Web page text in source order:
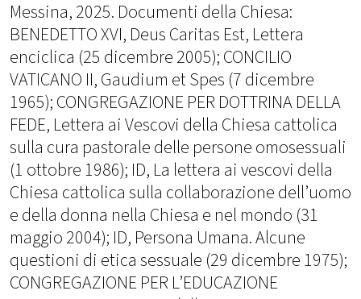
Messina, 2025. Documenti della Chiesa:
BENEDETTO XVI, Deus Caritas Est, Lettera
enciclica (25 dicembre 2005); CONCILIO
VATICANO II, Gaudium et Spes (7 dicembre
1965); CONGREGAZIONE PER DOTTRINA DELLA
FEDE, Lettera ai Vescovi della Chiesa cattolica
sulla cura pastorale delle persone omosessuali
(1 ottobre 1986); ID, La lettera ai vescovi della
Chiesa cattolica sulla collaborazione dell’uomo
e della donna nella Chiesa e nel mondo (31
maggio 2004); ID, Persona Umana. Alcune
questioni di etica sessuale (29 dicembre 1975);
CONGREGAZIONE PER L’EDUCAZIONE